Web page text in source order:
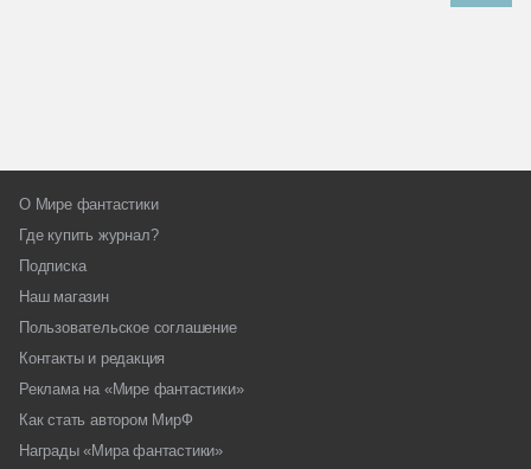
О Мире фантастики
Где купить журнал?
Подписка
Наш магазин
Пользовательское соглашение
Контакты и редакция
Реклама на «Мире фантастики»
Как стать автором МирФ
Награды «Мира фантастики»